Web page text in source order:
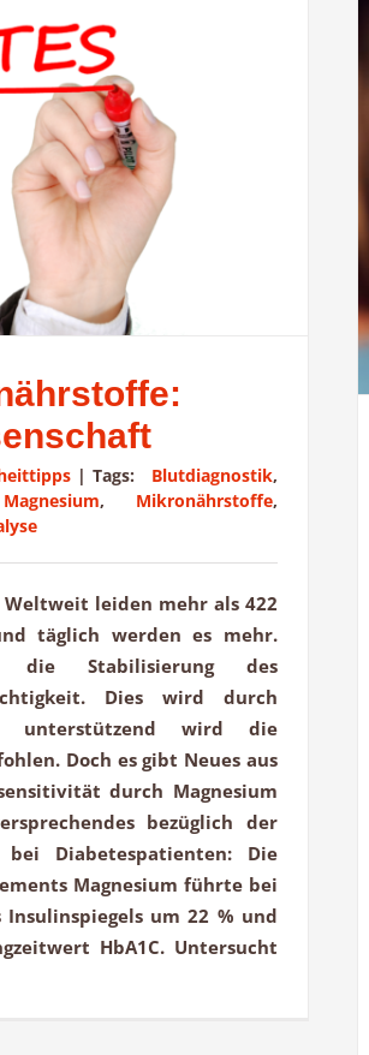
| Tags: Blutdiagnostik,
Magnesium, Mikronährstoffe,
Weltweit leiden mehr als 422
täglich werden es mehr.
Stabilisierung des
Dies wird durch
unterstützend wird die
Doch es gibt Neues aus
durch Magnesium
bezüglich der
Diabetespatienten: Die
Magnesium führte bei
um 22 % und
HbA1C. Untersucht